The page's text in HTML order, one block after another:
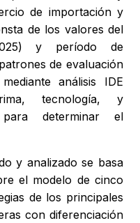
de importación y
de los valores del
y período de
de evaluación
análisis IDE
tecnología, y
determinar el
y analizado se basa
el modelo de cinco
de los principales
con diferenciación